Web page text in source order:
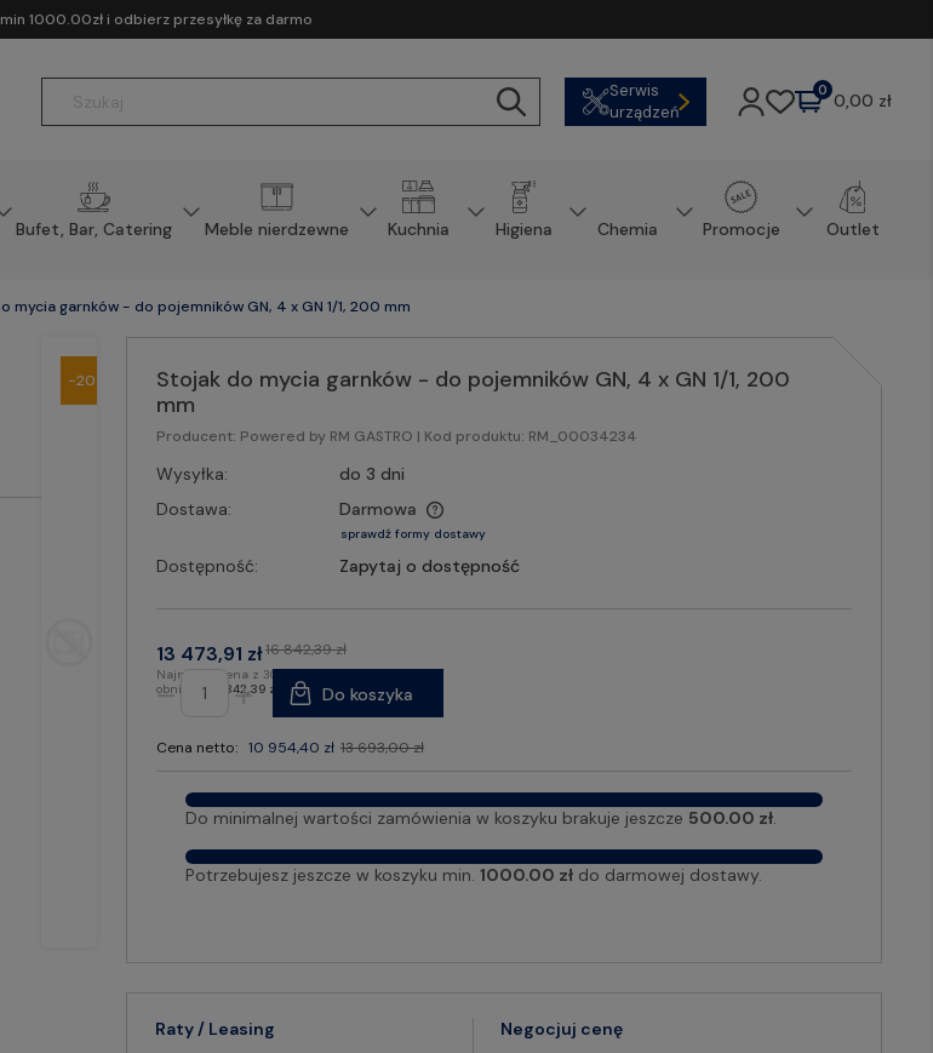
1000.00zł i odbierz przesyłkę za darmo
Serwis
urządzeń
0,00 zł
0
Bufet, Bar, Catering Meble nierdzewne Kuchnia Higiena Chemia Promocje Outlet
mycia garnków - do pojemników GN, 4 x GN 1/1, 200 mm
-20%
Stojak do mycia garnków - do pojemników GN, 4 x GN 1/1, 200
mm
Producent: Powered by RM GASTRO | Kod produktu: RM_00034234
Wysyłka:
do 3 dni
Dostawa:
Darmowa
sprawdź formy dostawy
Dostępność: Zapytaj o dostępność
13 473,91 zł16 842,39 zł
Najniższa cena z 30 dni przed
obniżką: 16 842,39 zł
Cena netto: 10 954,40 zł 13 693,00 zł
Do koszyka
Do minimalnej wartości zamówienia w koszyku brakuje jeszcze 500.00 zł.
Potrzebujesz jeszcze w koszyku min. 1000.00 złdo darmowej dostawy.
Raty / Leasing
Negocjuj cenę